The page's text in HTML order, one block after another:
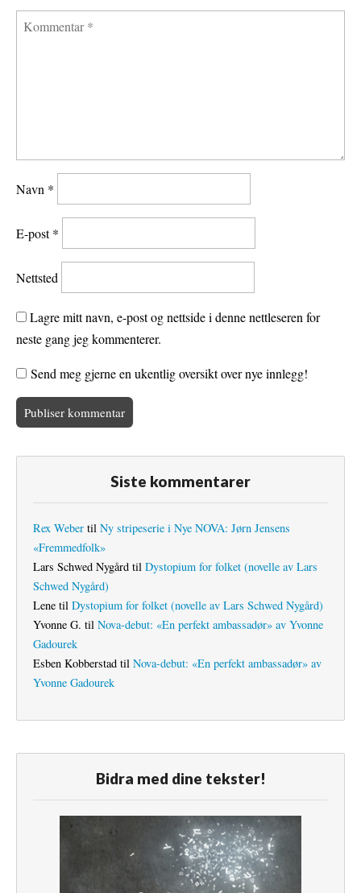
Navn *
E-post*
Nettsted
Lagre mitt navn, e-post og nettside i denne nettleseren for
neste gang jeg kommenterer.
Send meg gjerne en ukentlig oversikt over nye innlegg!
Siste kommentarer
Rex Weber til Ny stripeserie i Nye NOVA: Jørn Jensens
«Fremmedfolk»
Lars Schwed Nygård til Dystopium for folket (novelle av Lars
Schwed Nygård)
Lene til Dystopium for folket (novelle av Lars Schwed Nygård)
Yvonne G. til Nova-debut: «En perfekt ambassadør» av Yvonne
Gadourek
Esben Kobberstad til Nova-debut: «En perfekt ambassadør» av
Yvonne Gadourek
Bidra med dine tekster!